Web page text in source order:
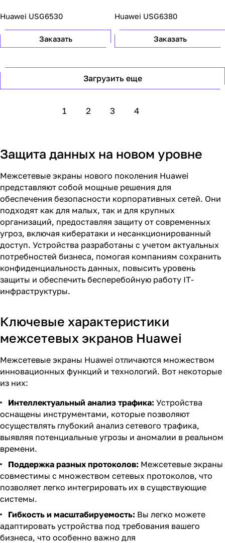
Huawei USG6530
Заказать
Huawei USG6380
Заказать
Загрузить еще
1 2 3 4
Защита данных на новом уровне
Межсетевые экраны нового поколения Huawei
представляют собой мощные решения для
обеспечения безопасности корпоративных сетей. Они
подходят как для малых, так и для крупных
организаций, предоставляя защиту от современных
угроз, включая кибератаки и несанкционированный
доступ. Устройства разработаны с учетом актуальных
потребностей бизнеса, помогая компаниям сохранить
конфиденциальность данных, повысить уровень
защиты и обеспечить бесперебойную работу IT-
инфраструктуры.
Ключевые характеристики
межсетевых экранов Huawei
Межсетевые экраны Huawei отличаются множеством
инновационных функций и технологий. Вот некоторые
из них:
Интеллектуальный анализ трафика: Устройства
оснащены инструментами, которые позволяют
осуществлять глубокий анализ сетевого трафика,
выявляя потенциальные угрозы и аномалии в реальном
времени.
Поддержка разных протоколов: Межсетевые экраны
совместимы с множеством сетевых протоколов, что
позволяет легко интегрировать их в существующие
системы.
Гибкость и масштабируемость: Вы легко можете
адаптировать устройства под требования вашего
бизнеса, что особенно важно для